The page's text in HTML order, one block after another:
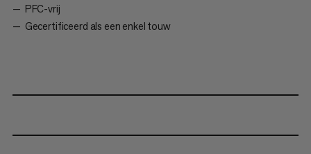
PFC-vrij
Gecertificeerd als een enkel touw